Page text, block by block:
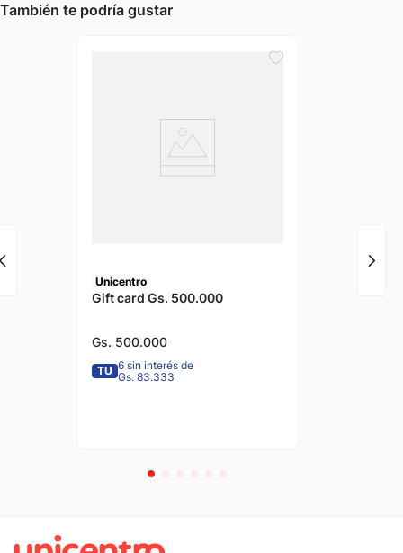
También te podría gustar
Unicentro
Gift card Gs. 500.000
Gs. 500.000
TU 6 sin interés de
Gs. 83.333